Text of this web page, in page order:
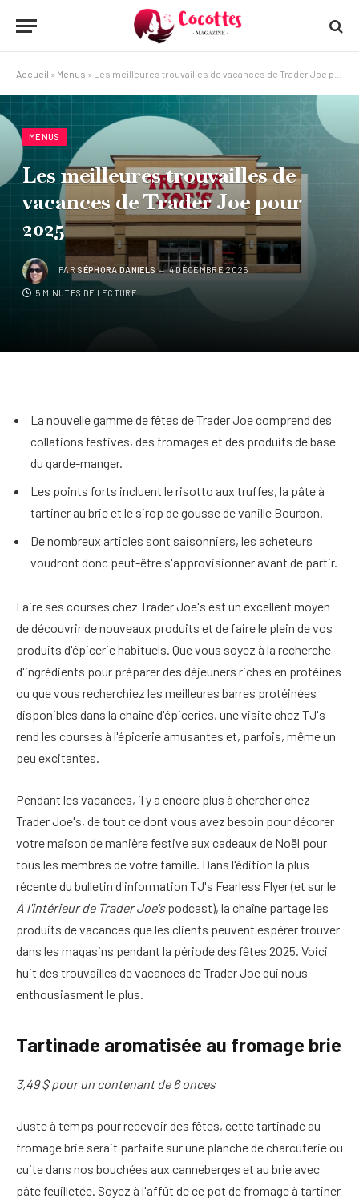
Accueil » Menus » Les meilleures trouvailles de vacances de Trader Joe pour 2025
MENUS
Les meilleures trouvailles de
vacances de Trader Joe pour
2025
PARSÉPHORA DANIELS 4 DÉCEMBRE 2025
5 MINUTES DE LECTURE
La nouvelle gamme de fêtes de Trader Joe comprend des
collations festives, des fromages et des produits de base
du garde-manger.
Les points forts incluent le risotto aux truffes, la pâte à
tartiner au brie et le sirop de gousse de vanille Bourbon.
De nombreux articles sont saisonniers, les acheteurs
voudront donc peut-être s'approvisionner avant de partir.
Faire ses courses chez Trader Joe's est un excellent moyen
de découvrir de nouveaux produits et de faire le plein de vos
produits d'épicerie habituels. Que vous soyez à la recherche
d'ingrédients pour préparer des déjeuners riches en protéines
ou que vous recherchiez les meilleures barres protéinées
disponibles dans la chaîne d'épiceries, une visite chez TJ's
rend les courses à l'épicerie amusantes et, parfois, même un
peu excitantes.
Pendant les vacances, il y a encore plus à chercher chez
Trader Joe's, de tout ce dont vous avez besoin pour décorer
votre maison de manière festive aux cadeaux de Noël pour
tous les membres de votre famille. Dans l'édition la plus
récente du bulletin d'information TJ's Fearless Flyer (et sur le
À l'intérieur de Trader Joe'spodcast), la chaîne partage les
produits de vacances que les clients peuvent espérer trouver
dans les magasins pendant la période des fêtes 2025. Voici
huit des trouvailles de vacances de Trader Joe qui nous
enthousiasment le plus.
Tartinade aromatisée au fromage brie
3,49 $ pour un contenant de 6 onces
Juste à temps pour recevoir des fêtes, cette tartinade au
fromage brie serait parfaite sur une planche de charcuterie ou
cuite dans nos bouchées aux canneberges et au brie avec
pâte feuilletée. Soyez à l'affût de ce pot de fromage à tartiner